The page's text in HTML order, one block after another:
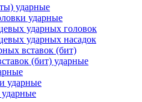
ударные
ударные
ударных головок
ударных насадок
вставок (бит)
(бит) ударные
ударные